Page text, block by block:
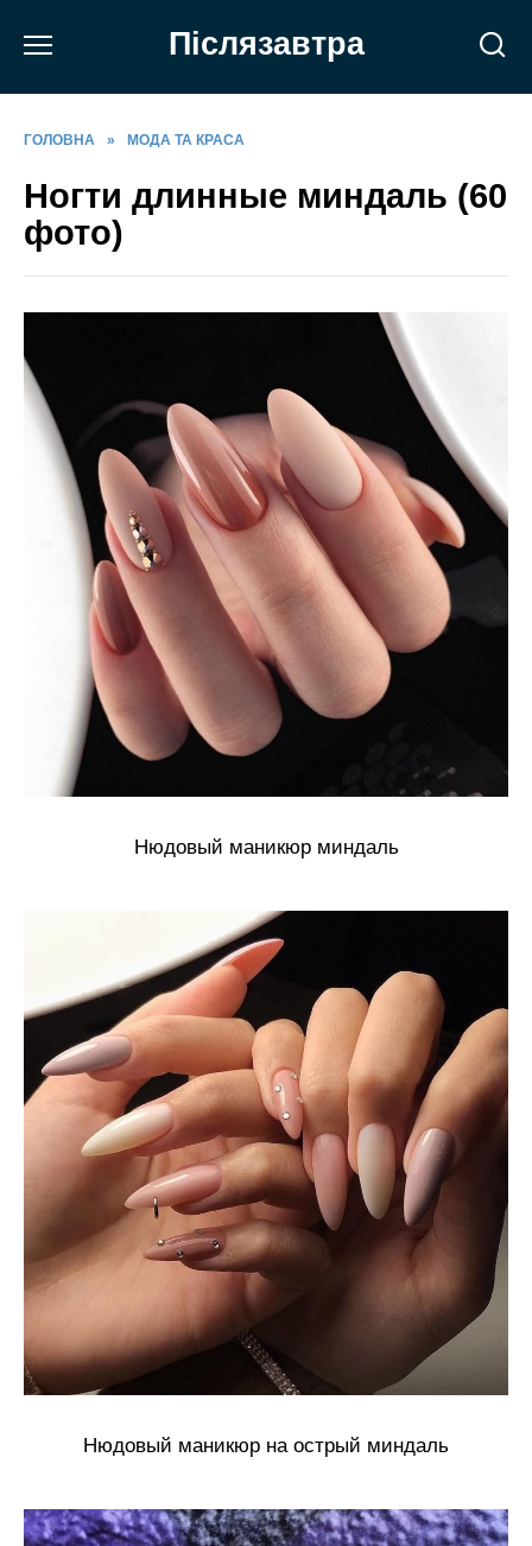
Післязавтра
ГОЛОВНА » МОДА ТА КРАСА
Ногти длинные миндаль (60
фото)
Нюдовый маникюр миндаль
Нюдовый маникюр на острый миндаль